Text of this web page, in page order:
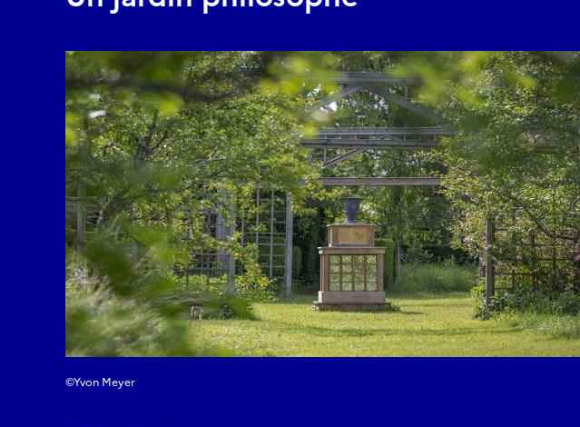
senza il senso potranno dare buon giuditio di
“Ainsi, je dirais que les sens sans la raison
jugement sur n’importe quel sujet scientifique :
ensemble.”
Pour en savoir plus :
https://www.un-jardin-philosophe.com/videos/
https://fiatiinsieme.jimdofree.com/l-orchestre-
E-mail
ecatherine.kern@orange.fr
©Yvon Meyer